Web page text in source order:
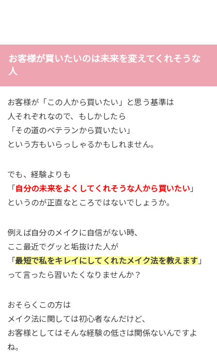
お客様が買いたいのは未来を変えてくれそうな
人
お客様が「この人から買いたい」と思う基準は
人それぞれなので、もしかしたら
「その道のベテランから買いたい」
という方もいらっしゃるかもしれません。
でも、経験よりも
「自分の未来をよくしてくれそうな人から買いたい 」
というのが正直なところではないでしょうか。
例えば自分のメイクに自信がない時、
ここ最近でグッと垢抜けた人が
「最短で私をキレイにしてくれたメイク法を教えます 」
って言ったら習いたくなりませんか？
おそらくこの方は
メイク法に関しては初心者なんだけど、
お客様としてはそんな経験の低さは関係ないんですよ
ね。